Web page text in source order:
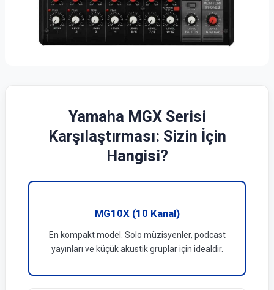
Yamaha MGX Serisi
Karşılaştırması: Sizin İçin
Hangisi?
MG10X (10 Kanal)
En kompakt model. Solo müzisyenler, podcast
yayınları ve küçük akustik gruplar için idealdir.